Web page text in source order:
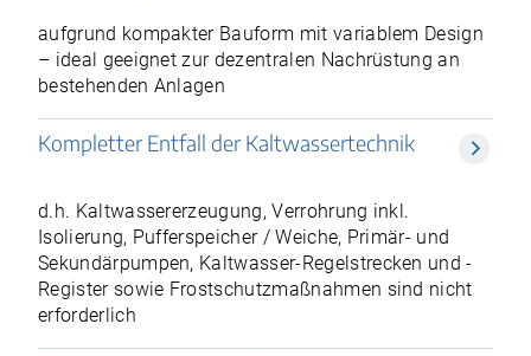
aufgrund kompakter Bauform mit variablem Design
– ideal geeignet zur dezentralen Nachrüstung an
bestehenden Anlagen
Kompletter Entfall der Kaltwassertechnik
d.h. Kaltwassererzeugung, Verrohrung inkl.
Isolierung, Pufferspeicher / Weiche, Primär- und
Sekundärpumpen, Kaltwasser-Regelstrecken und -
Register sowie Frostschutzmaßnahmen sind nicht
erforderlich